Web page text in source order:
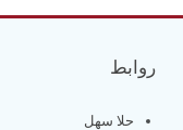
روابط
حلا سهل